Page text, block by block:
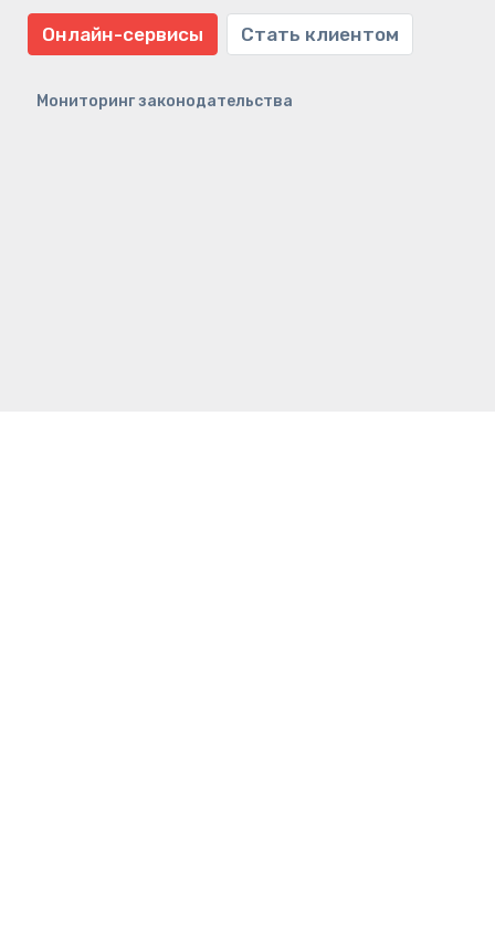
Онлайн-сервисы Стать клиентом
Мониторинг законодательства